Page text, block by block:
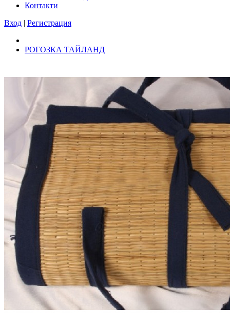
Контакти
Вход | Регистрация
РОГОЗКА ТАЙЛАНД